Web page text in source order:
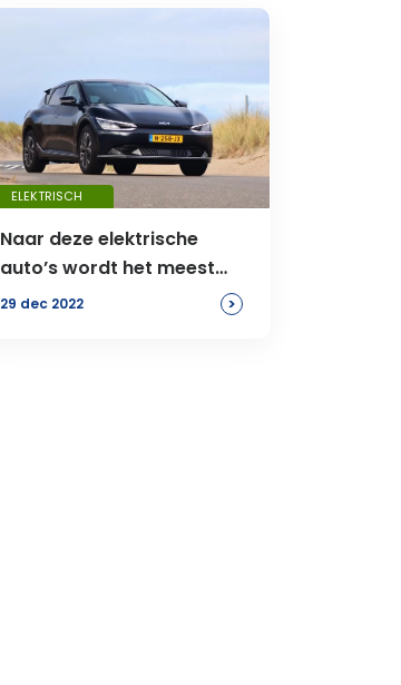
ELEKTRISCH
Naar deze elektrische
auto’s wordt het meest
gezocht
29 dec 2022 >